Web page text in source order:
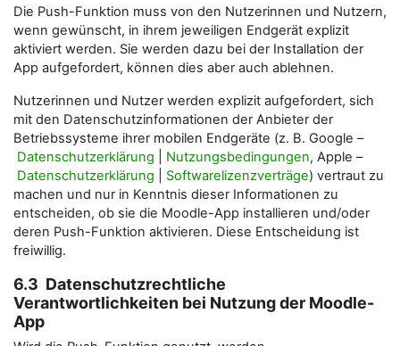
Die Push-Funktion muss von den Nutzerinnen und Nutzern,
wenn gewünscht, in ihrem jeweiligen Endgerät explizit
aktiviert werden. Sie werden dazu bei der Installation der
App aufgefordert, können dies aber auch ablehnen.
Nutzerinnen und Nutzer werden explizit aufgefordert, sich
mit den Datenschutzinformationen der Anbieter der
Betriebssysteme ihrer mobilen Endgeräte (z. B. Google –
Datenschutzerklärung
Nutzungsbedingungen, Apple –
Datenschutzerklärung
Softwarelizenzverträge) vertraut zu
machen und nur in Kenntnis dieser Informationen zu
entscheiden, ob sie die Moodle-App installieren und/oder
deren Push-Funktion aktivieren. Diese Entscheidung ist
freiwillig.
6.3 Datenschutzrechtliche
Verantwortlichkeiten bei Nutzung der Moodle-
App